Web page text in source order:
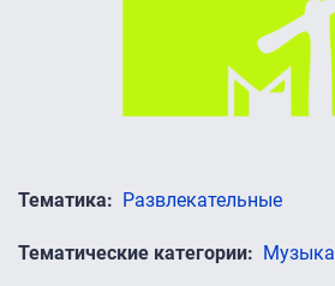
Тематика Развлекательные
Тематические категории Музыка